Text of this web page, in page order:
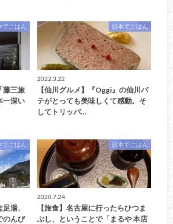
でごはん
藤三旅
一深い
日本でごはん
2022.3.22
【仙川グルメ】『Oggi』の仙川パ
テがとっても美味しくて感動。そ
してトリッパ…
でごはん
湯、
のんび
日本でごはん
2020.7.24
【旅食】名古屋に行ったらひつま
ぶし、ということで「まるや 本店